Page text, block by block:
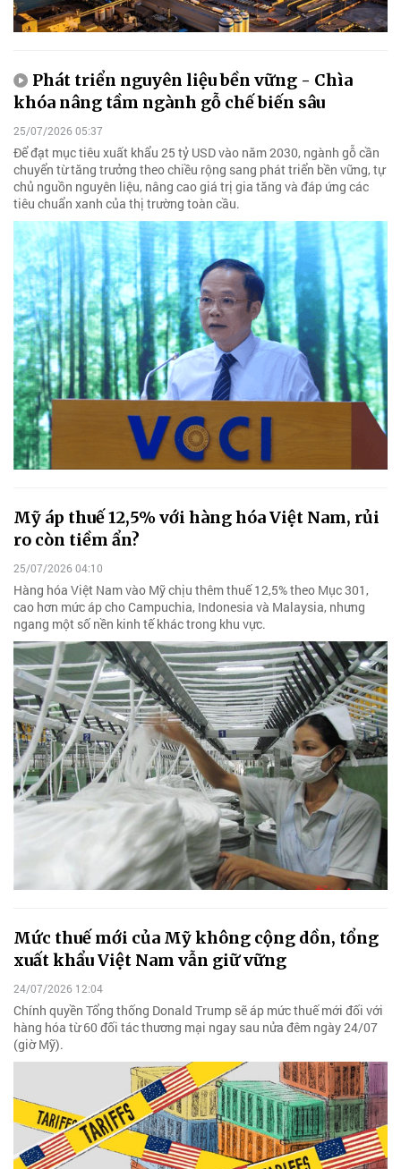
Phát triển nguyên liệu bền vững - Chìa
khóa nâng tầm ngành gỗ chế biến sâu
25/07/2026 05:37
Để đạt mục tiêu xuất khẩu 25 tỷ USD vào năm 2030, ngành gỗ cần
chuyển từ tăng trưởng theo chiều rộng sang phát triển bền vững, tự
chủ nguồn nguyên liệu, nâng cao giá trị gia tăng và đáp ứng các
tiêu chuẩn xanh của thị trường toàn cầu.
Mỹ áp thuế 12,5% với hàng hóa Việt Nam, rủi
ro còn tiềm ẩn?
25/07/2026 04:10
Hàng hóa Việt Nam vào Mỹ chịu thêm thuế 12,5% theo Mục 301,
cao hơn mức áp cho Campuchia, Indonesia và Malaysia, nhưng
ngang một số nền kinh tế khác trong khu vực.
Mức thuế mới của Mỹ không cộng dồn, tổng
xuất khẩu Việt Nam vẫn giữ vững
24/07/2026 12:04
Chính quyền Tổng thống Donald Trump sẽ áp mức thuế mới đối với
hàng hóa từ 60 đối tác thương mại ngay sau nửa đêm ngày 24/07
(giờ Mỹ).